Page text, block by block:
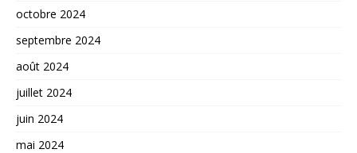
octobre 2024
septembre 2024
août 2024
juillet 2024
juin 2024
mai 2024